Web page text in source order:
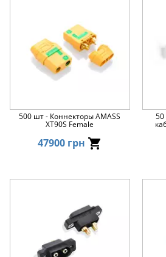
500 шт - Коннекторы AMASS
XT90S Female
47900 грн